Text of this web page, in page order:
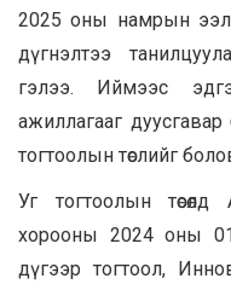
2025 оны намрын
дүгнэлтээ
гэлээ. Иймээс
ажиллагааг
тогтоолын төслийг
Уг тогтоолын
хорооны 2024 оны
дүгээр тогтоол,